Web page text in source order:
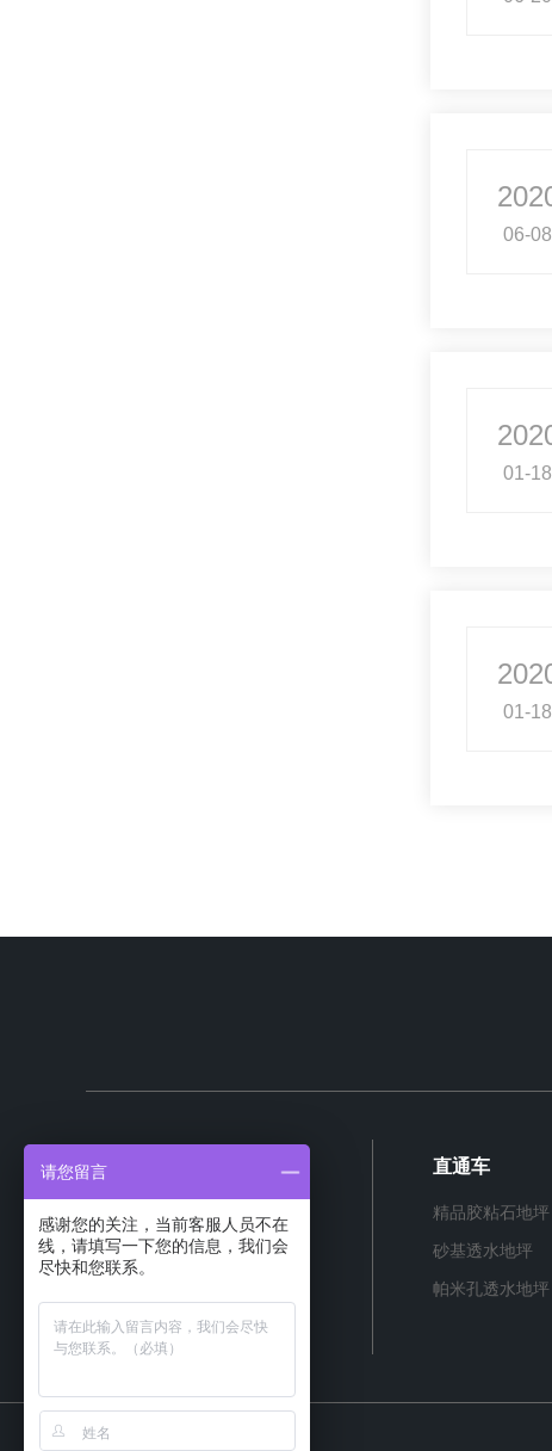
06-08
01-18
01-18
透水混凝土增强剂
透水混凝土罩面剂
精品水洗石地坪
直通车
精品胶粘石地坪
砂基透水地坪
帕米孔透水地坪
请您留言
感谢您的关注，当前客服人员不在
线，请填写一下您的信息，我们会
尽快和您联系。